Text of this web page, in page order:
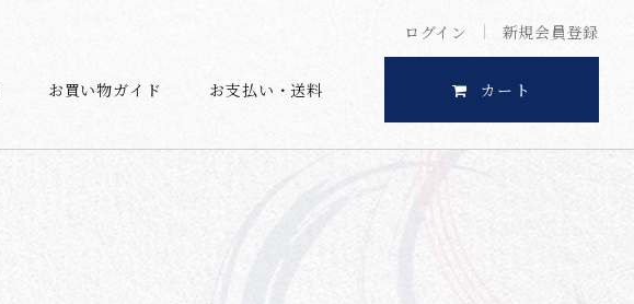
ログイン 新規会員登録
お買い物ガイド お支払い・送料 カート